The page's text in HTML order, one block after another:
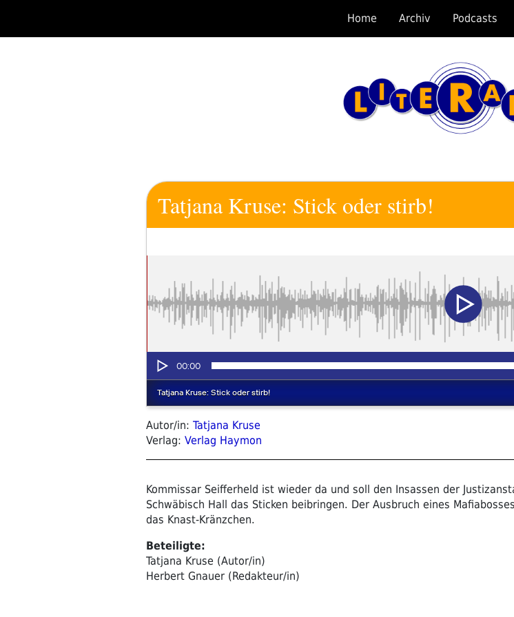
springen
Home Archiv Podcasts
Tatjana Kruse: Stick oder stirb!
Autor/in: Tatjana Kruse
Verlag: Verlag Haymon
Kommissar Seifferheld ist wieder da und soll den Insassen der
Schwäbisch Hall das Sticken beibringen. Der Ausbruch eines
das Knast-Kränzchen.
Beteiligte:
Tatjana Kruse (Autor/in)
Herbert Gnauer (Redakteur/in)